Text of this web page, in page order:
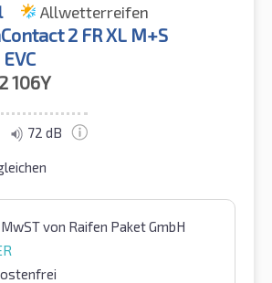
Allwetterreifen
2 FR XL M+S
106Y
72 dB
von Raifen Paket GmbH